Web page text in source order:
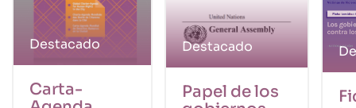
Destacado
Carta-
Destacado
Papel de los